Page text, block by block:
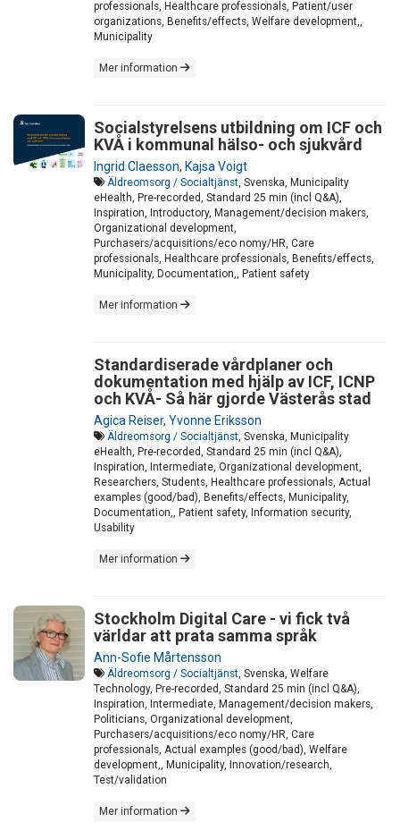
professionals, Healthcare professionals, Patient/user
organizations, Benefits/effects, Welfare development,,
Municipality
Mer information
Socialstyrelsens utbildning om ICF och
KVÅ i kommunal hälso- och sjukvård
Ingrid Claesson, Kajsa Voigt
Äldreomsorg / Socialtjänst, Svenska, Municipality
eHealth, Pre-recorded, Standard 25 min (incl Q&A),
Inspiration, Introductory, Management/decision makers,
Organizational development,
Purchasers/acquisitions/eco nomy/HR, Care
professionals, Healthcare professionals, Benefits/effects,
Municipality, Documentation,, Patient safety
Mer information
Standardiserade vårdplaner och
dokumentation med hjälp av ICF, ICNP
och KVÅ- Så här gjorde Västerås stad
Agica Reiser, Yvonne Eriksson
Äldreomsorg / Socialtjänst, Svenska, Municipality
eHealth, Pre-recorded, Standard 25 min (incl Q&A),
Inspiration, Intermediate, Organizational development,
Researchers, Students, Healthcare professionals, Actual
examples (good/bad), Benefits/effects, Municipality,
Documentation,, Patient safety, Information security,
Usability
Mer information
Stockholm Digital Care - vi fick två
världar att prata samma språk
Ann-Sofie Mårtensson
Äldreomsorg / Socialtjänst, Svenska, Welfare
Technology, Pre-recorded, Standard 25 min (incl Q&A),
Inspiration, Intermediate, Management/decision makers,
Politicians, Organizational development,
Purchasers/acquisitions/eco nomy/HR, Care
professionals, Actual examples (good/bad), Welfare
development,, Municipality, Innovation/research,
Test/validation
Mer information